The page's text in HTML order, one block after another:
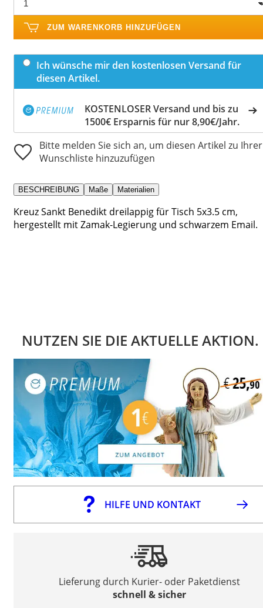
ZUM WARENKORB HINZUFÜGEN
Ich wünsche mir den kostenlosen Versand für
diesen Artikel.
KOSTENLOSER Versand und bis zu
1500€ Ersparnis für nur 8,90€/Jahr.
Bitte melden Sie sich an, um diesen Artikel zu Ihrer
Wunschliste hinzuzufügen
BESCHREIBUNG Maße Materialien
Kreuz Sankt Benedikt dreilappig für Tisch 5x3.5 cm,
hergestellt mit Zamak-Legierung und schwarzem Email.
NUTZEN SIE DIE AKTUELLE AKTION.
HILFE UND KONTAKT
Lieferung durch Kurier- oder Paketdienst
schnell & sicher